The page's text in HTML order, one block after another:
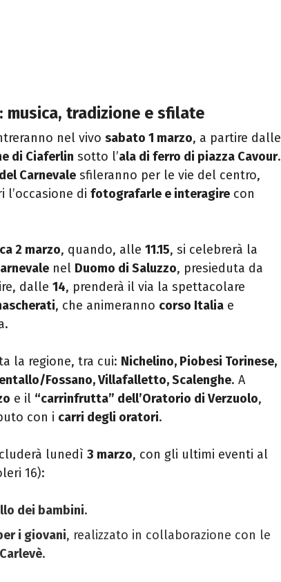
musica, tradizione e sfilate
nel vivo sabato 1 marzo, a partire dalle
di Ciaferlin sotto l’ala di ferro di piazza Cavour.
Carnevale sfileranno per le vie del centro,
di fotografarle e interagire con
2 marzo, quando, alle 11.15, si celebrerà la
nel Duomo di Saluzzo, presieduta da
dalle 14, prenderà il via la spettacolare
, che animeranno corso Italia e
la regione, tra cui: Nichelino, Piobesi Torinese,
Fossano, Villafalletto, Scalenghe. A
e il “carrinfrutta” dell’Oratorio di Verzuolo,
con i carri degli oratori.
lunedì 3 marzo, con gli ultimi eventi al
16):
dei bambini.
i giovani, realizzato in collaborazione con le
.